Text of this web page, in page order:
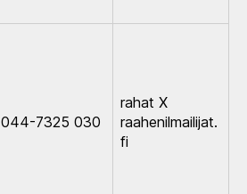
044-7325 030
rahat X
raahenilmailijat.
fi